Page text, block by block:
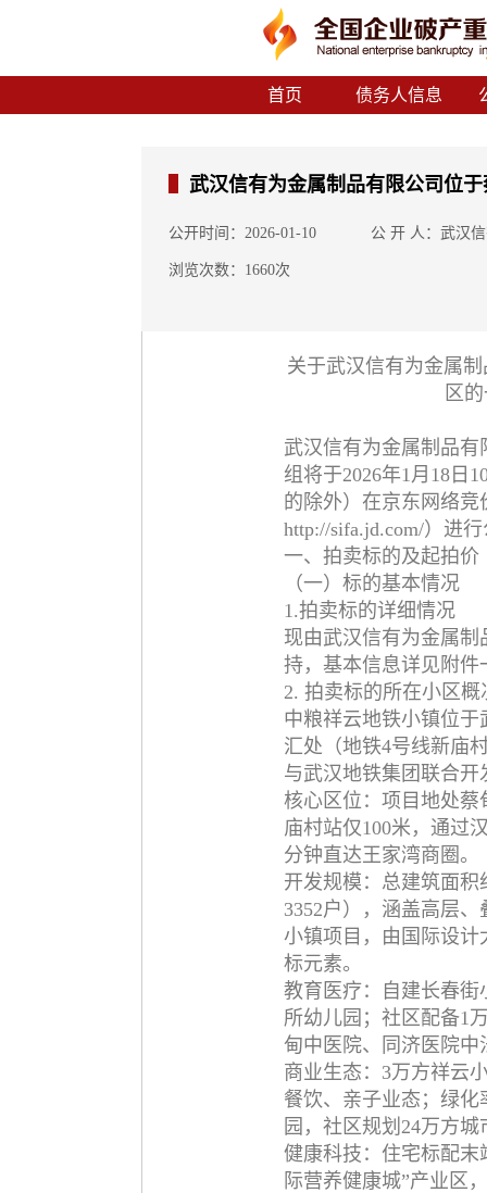
首页 债务人信息
武汉信有为金属制品有限公司位
公开时间：2026-01-10 公 开 人：武汉
浏览次数：1660次
关于武汉信有为金属
区
武汉信有为金属制品有
组将于2026年1月18日
的除外）在京东网络
http://sifa.jd.com/）进
一、拍卖标的及起拍价
（一）标的基本情况
1.拍卖标的详细情况
现由武汉信有为金属
持，基本信息详见附件
2. 拍卖标的所在小区概
中粮祥云地铁小镇‌位
汇处（地铁4号线新庙
与武汉地铁集团联合开
核心区位‌：项目地处
庙村站仅100米，通过
分钟直达王家湾商圈。
开发规模‌：总建筑面积
3352户），涵盖高层
小镇项目，由国际设
标元素。
教育医疗‌：自建长春
所幼儿园；社区配备1
甸中医院、同济医院中
商业生态‌：3万方祥云
餐饮、亲子业态；绿化
园，社区规划24万方城
健康科技‌：住宅标配末
际营养健康城”产业区